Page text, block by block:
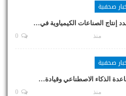
صحفية
إنتاج الصناعات الكيمياوية في…
منذ
صحفية
الذكاء الاصطناعي وقيادة…
منذ